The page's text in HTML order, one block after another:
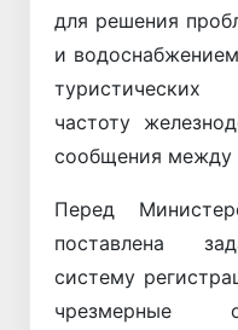
для решения
и
частоту
сообщения между
Перед
поставлена
систему
чрезмерные